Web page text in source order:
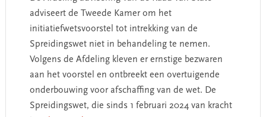
adviseert de Tweede Kamer om het
initiatiefwetsvoorstel tot intrekking van de
Spreidingswet niet in behandeling te nemen.
Volgens de Afdeling kleven er ernstige bezwaren
aan het voorstel en ontbreekt een overtuigende
onderbouwing voor afschaffing van de wet. De
Spreidingswet, die sinds 1 februari 2024 van kracht